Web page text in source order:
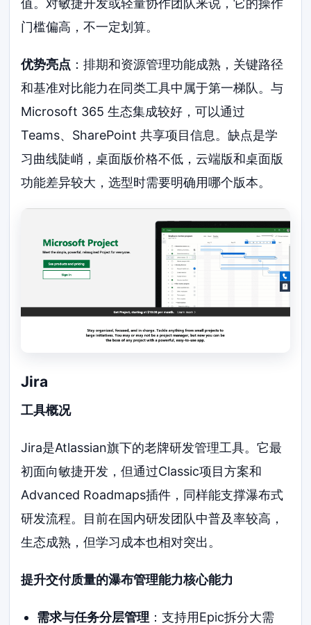
值。对敏捷开发或轻量协作团队来说，它的操作
门槛偏高，不一定划算。
优势亮点 ：排期和资源管理功能成熟，关键路径
和基准对比能力在同类工具中属于第一梯队。与
Microsoft 365 生态集成较好，可以通过
Teams、SharePoint 共享项目信息。缺点是学
习曲线陡峭，桌面版价格不低，云端版和桌面版
功能差异较大，选型时需要明确用哪个版本。
Jira
工具概况
Jira是Atlassian旗下的老牌研发管理工具。它最
初面向敏捷开发，但通过Classic项目方案和
Advanced Roadmaps插件，同样能支撑瀑布式
研发流程。目前在国内研发团队中普及率较高，
生态成熟，但学习成本也相对突出。
提升交付质量的瀑布管理能力核心能力
需求与任务分层管理 ：支持用Epic拆分大需